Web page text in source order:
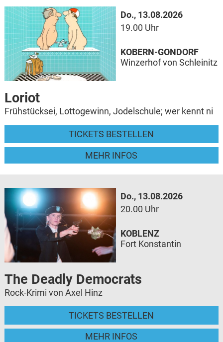
Do., 13.08.2026
19.00 Uhr
Loriot
Frühstücksei, Lottogewinn, Jodelschule; wer kennt ni
TICKETS BESTELLEN
MEHR INFOS
KOBERN-GONDORF
Winzerhof von Schleinitz
Do., 13.08.2026
20.00 Uhr
The Deadly Democrats
Rock-Krimi von Axel Hinz
TICKETS BESTELLEN
MEHR INFOS
KOBLENZ
Fort Konstantin